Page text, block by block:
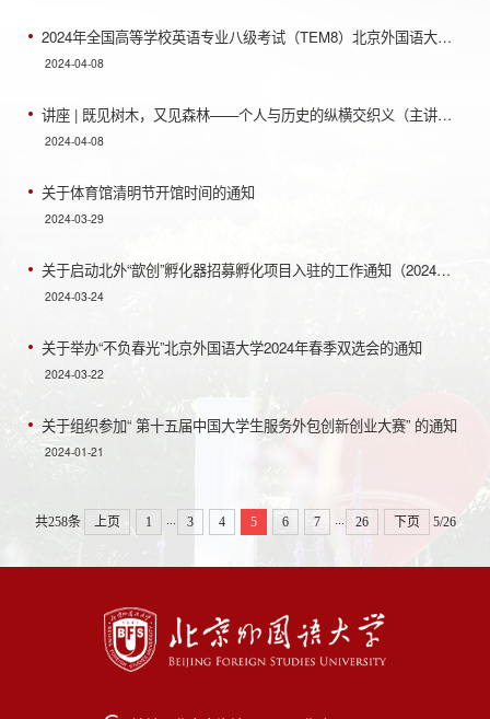
2024年全国高等学校英语专业八级考试（TEM8）北京外国语大学考点考前须知
2024-04-08
讲座 | 既见树木，又见森林——个人与历史的纵横交织义（主讲人：施寒微教授 Helwig Schmidt-Glintz...
2024-04-08
关于体育馆清明节开馆时间的通知
2024-03-29
关于启动北外“歆创”孵化器招募孵化项目入驻的工作通知（2024年第1期）
2024-03-24
关于举办“不负春光”北京外国语大学2024年春季双选会的通知
2024-03-22
关于组织参加“ 第十五届中国大学生服务外包创新创业大赛” 的通知
2024-01-21
共258条 上页 1 ... 3 4 5 6 7 ... 26 下页 5/26